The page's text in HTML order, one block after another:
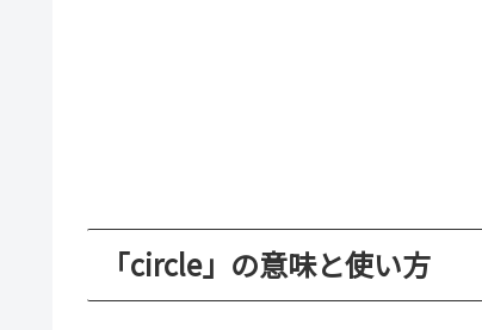
「circle」の意味と使い方